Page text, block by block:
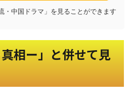
・中国ドラマ」を見ることができます
真相ー」と併せて見